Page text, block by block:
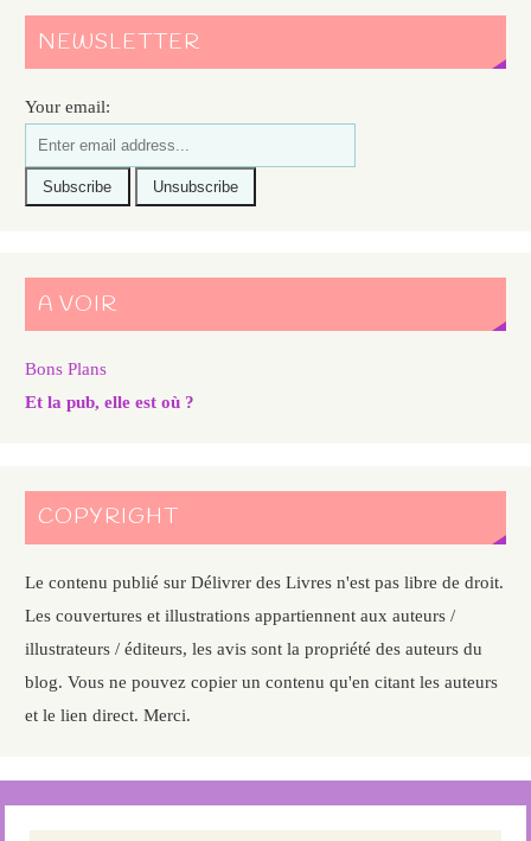
NEWSLETTER
Your email:
A VOIR
Bons Plans
Et la pub, elle est où ?
COPYRIGHT
Le contenu publié sur Délivrer des Livres n'est pas libre de droit.
Les couvertures et illustrations appartiennent aux auteurs /
illustrateurs / éditeurs, les avis sont la propriété des auteurs du
blog. Vous ne pouvez copier un contenu qu'en citant les auteurs
et le lien direct. Merci.